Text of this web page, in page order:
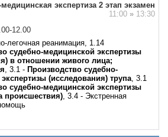
экспертиза 2 этап экзамен
11:00 »13:30
12.00
легочная реанимация, 1.14
судебно-медицинской экспертизы
в отношении живого лица;
, 3.1 - Производство судебно-
(исследования) трупа, 3.1
судебно-медицинской экспертизы
происшествия), 3.4 - Экстренная